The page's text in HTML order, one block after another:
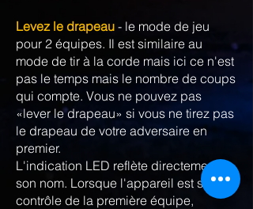
Levez le drapeau - le mode de jeu
pour 2 équipes. Il est similaire au
mode de tir à la corde mais ici ce n'est
pas le temps mais le nombre de coups
qui compte. Vous ne pouvez pas
«lever le drapeau» si vous ne tirez pas
le drapeau de votre adversaire en
premier.
L'indication LED reflète directement
son nom. Lorsque l'appareil est sous le
contrôle de la première équipe,